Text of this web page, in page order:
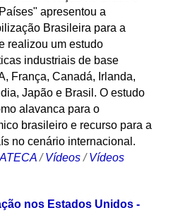
apresentou a
Brasileira para a
realizou um estudo
industriais de base
França, Canadá, Irlanda,
Japão e Brasil. O estudo
alavanca para o
brasileiro e recurso para a
no cenário internacional.
/Vídeos /Vídeos
nos Estados Unidos -